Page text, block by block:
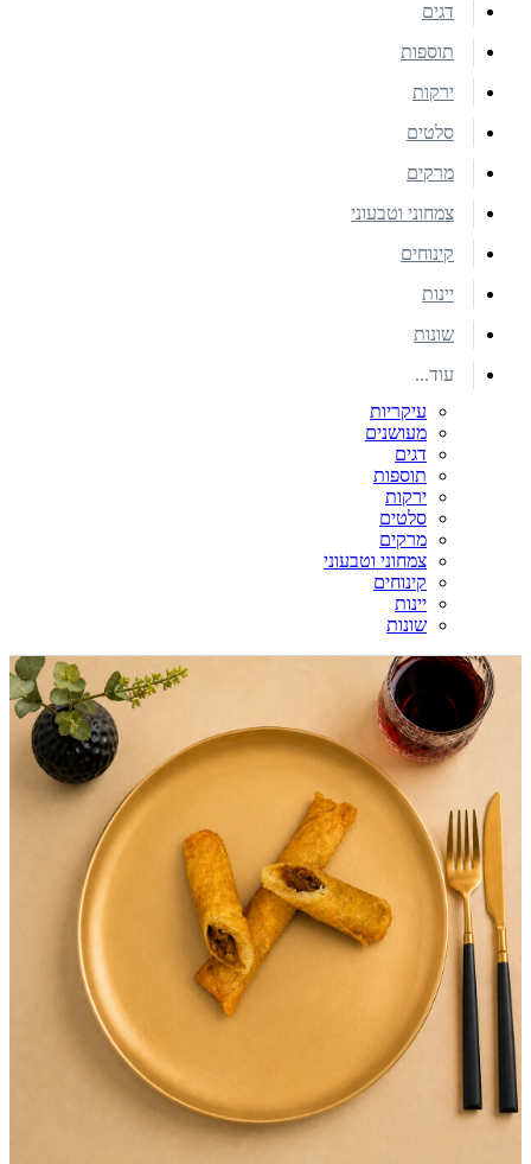
דגים
תוספות
ירקות
סלטים
מרקים
צמחוני וטבעוני
קינוחים
יינות
שונות
עוד...
עיקריות
מעושנים
דגים
תוספות
ירקות
סלטים
מרקים
צמחוני וטבעוני
קינוחים
יינות
שונות